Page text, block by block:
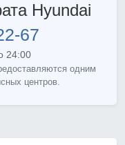
Hyundai
67
24:00
одним
центров.